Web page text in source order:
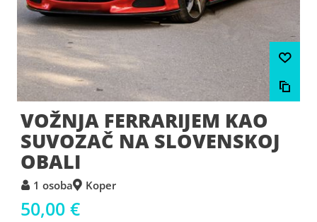
VOŽNJA FERRARIJEM KAO
SUVOZAČ NA SLOVENSKOJ
OBALI
1 osoba Koper
50,00 €